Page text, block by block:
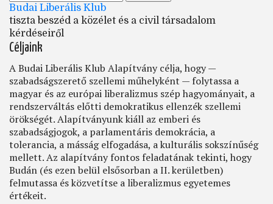
Budai Liberális Klub
tiszta beszéd a közélet és a civil társadalom
kérdéseiről
Céljaink
A Budai Liberális Klub Alapítvány célja, hogy —
szabadságszerető szellemi műhelyként — folytassa a
magyar és az európai liberalizmus szép hagyományait, a
rendszerváltás előtti demokratikus ellenzék szellemi
örökségét. Alapítványunk kiáll az emberi és
szabadságjogok, a parlamentáris demokrácia, a
tolerancia, a másság elfogadása, a kulturális sokszínűség
mellett. Az alapítvány fontos feladatának tekinti, hogy
Budán (és ezen belül elsősorban a II. kerületben)
felmutassa és közvetítse a liberalizmus egyetemes
értékeit.